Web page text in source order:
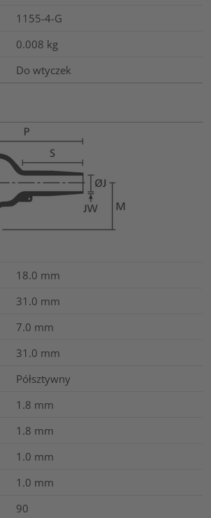
1155-4-G
0.008 kg
Do wtyczek
18.0 mm
31.0 mm
7.0 mm
31.0 mm
Półsztywny
1.8 mm
1.8 mm
1.0 mm
1.0 mm
90